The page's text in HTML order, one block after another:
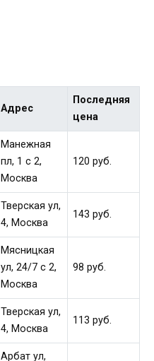
Адрес
Последняя
цена
Манежная
пл, 1 c 2,
Москва
120 руб.
Тверская ул,
4, Москва
143 руб.
Мясницкая
ул, 24/7 с 2,
Москва
98 руб.
Тверская ул,
4, Москва
113 руб.
Арбат ул,